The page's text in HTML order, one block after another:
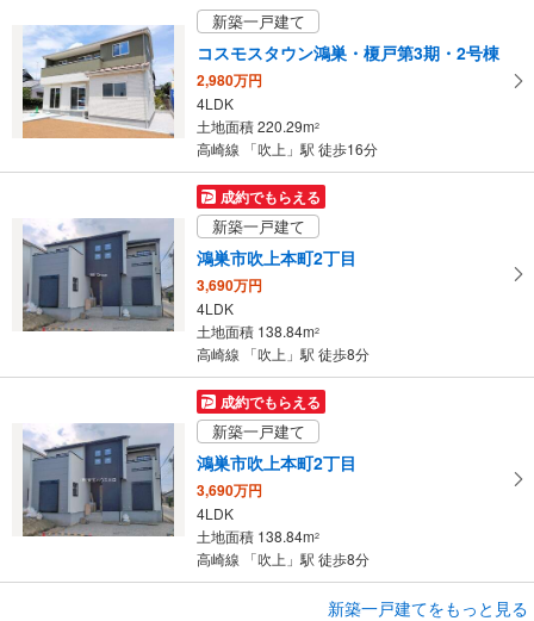
イ
ペ
ー
ジ
に
保
す
る
新築一戸建て
コスモスタウン鴻巣・榎戸第3期・2号棟
2,980万円
4LDK
土地面積 220.29m2
高崎線 「吹上」駅 徒歩16分
成約でもらえる
新築一戸建て
鴻巣市吹上本町2丁目
3,690万円
4LDK
土地面積 138.84m2
高崎線 「吹上」駅 徒歩8分
成約でもらえる
新築一戸建て
鴻巣市吹上本町2丁目
3,690万円
4LDK
土地面積 138.84m2
高崎線 「吹上」駅 徒歩8分
新築一戸建てをもっと見る